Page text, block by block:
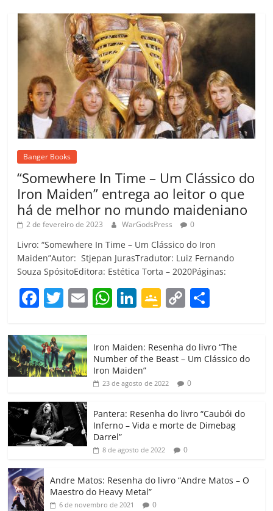
Banger Books
“Somewhere In Time – Um Clássico do
Iron Maiden” entrega ao leitor o que
há de melhor no mundo maideniano
2 de fevereiro de 2023 WarGodsPress 0
Livro: “Somewhere In Time – Um Clássico do Iron
Maiden”Autor: Stjepan JurasTradutor: Luiz Fernando
Souza SpósitoEditora: Estética Torta – 2020Páginas:
F
c
e
b
o
o
k
T
itt
er
E W
at
s
A
p
Li
e
dI
G
gl
e
Cl
a
ss
ro
o
C
p
y
Li
k
m
p
h
ar
Iron Maiden: Resenha do livro “The
Number of the Beast – Um Clássico do
Iron Maiden”
23 de agosto de 2022 0
Pantera: Resenha do livro “Caubói do
Inferno – Vida e morte de Dimebag
Darrel”
8 de agosto de 2022 0
Andre Matos: Resenha do livro “Andre Matos – O
Maestro do Heavy Metal”
6 de novembro de 2021 0